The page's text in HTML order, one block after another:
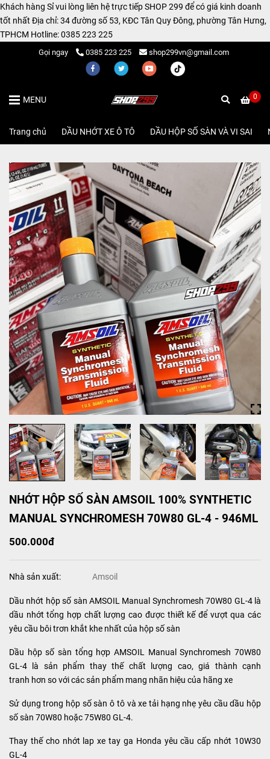
Gọi ngay 0385 223 225 shop299vn@gmail.com
0
MENU
Trang chủ DẦU NHỚT XE Ô TÔ DẦU HỘP SỐ SÀN VÀ VI SAI
NHỚT HỘP SỐ SÀN AMSOIL 100% SYNTHETIC
MANUAL SYNCHROMESH 70W80 GL-4 - 946ML
500.000đ
Nhà sản xuất: Amsoil
Dầu nhớt hộp số sàn AMSOIL Manual Synchromesh 70W80 GL-4 là
dầu nhớt tổng hợp chất lượng cao được thiết kế để vượt qua các
yêu cầu bôi trơn khắt khe nhất của hộp số sàn
Dầu hộp số sàn tổng hợp AMSOIL Manual Synchromesh 70W80
GL-4 là sản phẩm thay thế chất lượng cao, giá thành cạnh
tranh hơn so với các sản phẩm mang nhãn hiệu của hãng xe
Sử dụng trong hộp số sàn ô tô và xe tải hạng nhẹ yêu cầu dầu hộp
số sàn 70W80 hoặc 75W80 GL-4.
Thay thế cho nhớt lap xe tay ga Honda yêu cầu cấp nhớt 10W30
GL-4
Khách hàng Sỉ vui lòng liên hệ trực tiếp SHOP 299 để có giá kinh doanh
tốt nhất Địa chỉ: 34 đường số 53, KĐC Tân Quy Đông, phường Tân Hưng,
TPHCM Hotline: 0385 223 225